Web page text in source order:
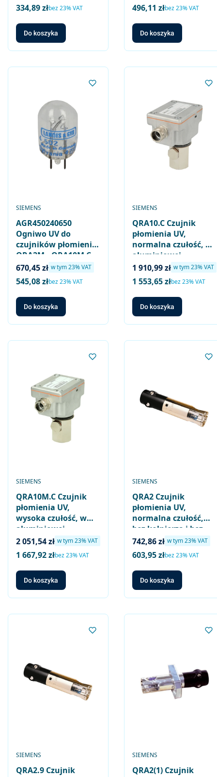
Cena netto
334,89 złbez 23% VAT
Do koszyka
Cena netto
496,11 złbez 23% VAT
Do koszyka
AGR450240650
Ogniwo UV do
czujników płomienia
QRA2M.. QRA10M.C
QRA51M QRA53..
QRA55.. QRA73..
QRA75..
PRODUCENT
SIEMENS
Cena brutto
670,45 zł w tym %s VAT
w tym23%VAT
Cena netto
545,08 złbez 23% VAT
Do koszyka
QRA10.C Czujnik
płomienia UV,
normalna czułość, w
aluminiowej
obudowie z
przyłączem R1″
PRODUCENT
SIEMENS
Cena brutto
1 910,99 zł w tym %s VAT
w tym23%VAT
Cena netto
1 553,65 złbez 23% VAT
Do koszyka
QRA10M.C Czujnik
płomienia UV,
wysoka czułość, w
aluminiowej
obudowie z
przyłączem R1″
PRODUCENT
SIEMENS
Cena brutto
2 051,54 zł w tym %s VAT
w tym23%VAT
Cena netto
1 667,92 złbez 23% VAT
Do koszyka
QRA2 Czujnik
płomienia UV,
normalna czułość,
bez kołnierza i bez
obejmy
PRODUCENT
SIEMENS
Cena brutto
742,86 zł w tym %s VAT
w tym23%VAT
Cena netto
603,95 złbez 23% VAT
Do koszyka
QRA2.9 Czujnik
PRODUCENT
SIEMENS
QRA2(1) Czujnik
PRODUCENT
SIEMENS